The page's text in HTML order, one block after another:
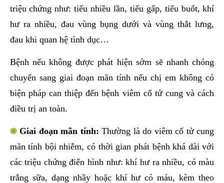
triệu chứng như: tiểu nhiều lần, tiểu gấp, tiểu buốt, khí
hư ra nhiều, đau vùng bụng dưới và vùng thắt lưng,
đau khi quan hệ tình dục…
Bệnh nếu không được phát hiện sớm sẽ nhanh chóng
chuyển sang giai đoạn mãn tính nếu chị em không có
biện pháp can thiệp đến bệnh viêm cổ tử cung và cách
điều trị an toàn.
Giai đoạn mãn tính:Thường là do viêm cổ tử cung
mãn tính bội nhiễm, có thời gian phát bệnh khá dài với
các triệu chứng điển hình như: khí hư ra nhiều, có màu
trắng sữa, dạng nhầy hoặc khí hư có máu, kèm theo